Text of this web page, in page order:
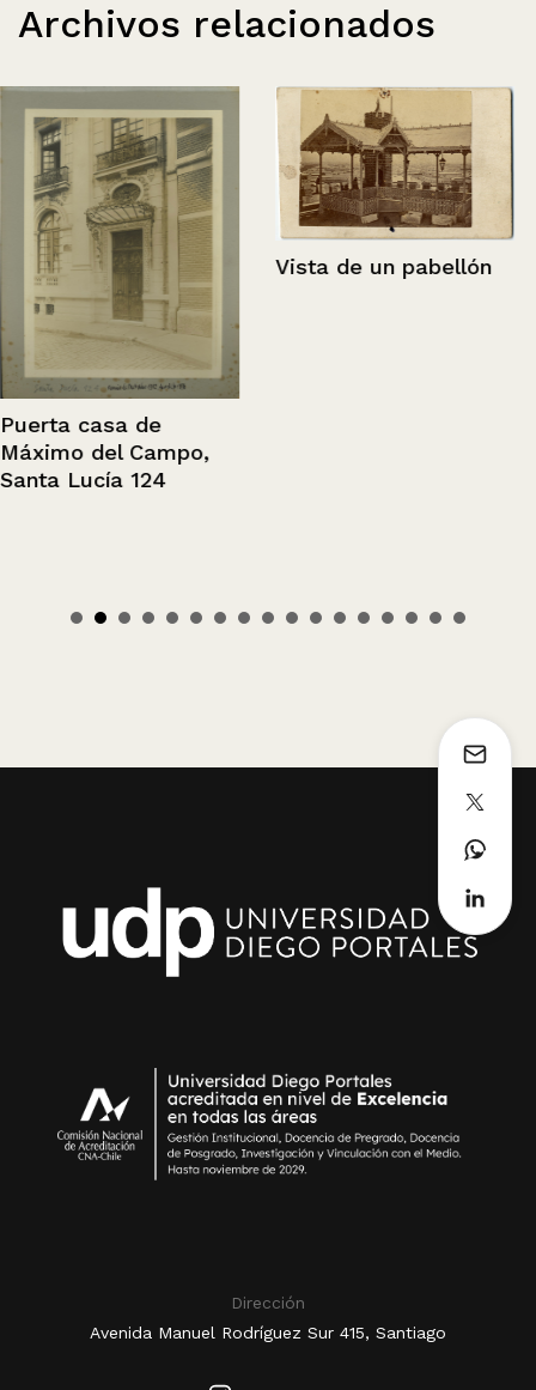
Archivos relacionados
Puerta casa de
Máximo del Campo,
Santa Lucía 124
Vista de un pabellón
Dirección
Avenida Manuel Rodríguez Sur 415, Santiago